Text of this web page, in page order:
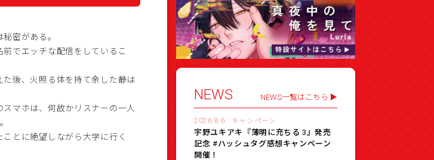
密がある。
でエッチな配信をしているこ
た後、火照る体を持て余した静は
マホは、何故かリスナーの一人
とに絶望しながら大学に行く
NEWS NEWS一覧はこちら
2026.8.6 キャンペーン
宇野ユキアキ『薄明に充ちる 3』発売
記念 #ハッシュタグ感想キャンペーン
開催！